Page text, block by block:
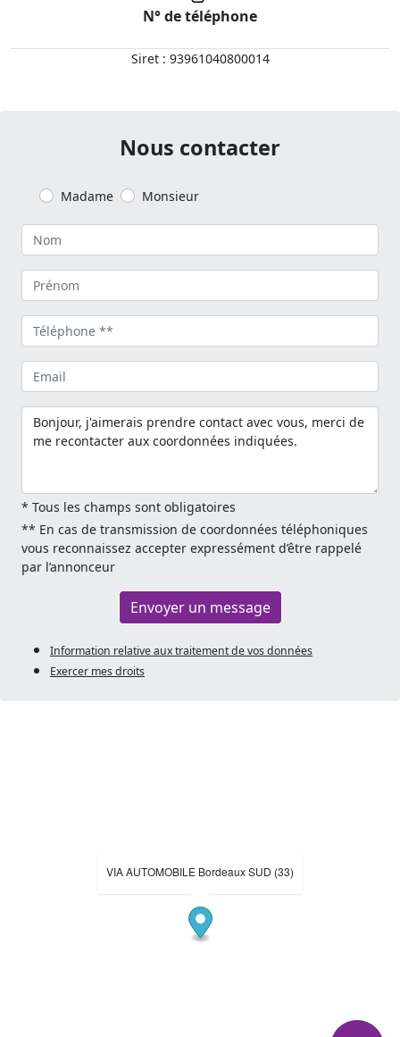
N° de téléphone
Siret : 93961040800014
Nous contacter
Madame Monsieur
* Tous les champs sont obligatoires
** En cas de transmission de coordonnées téléphoniques
vous reconnaissez accepter expressément d’être rappelé
par l’annonceur
Envoyer un message
Information relative aux traitement de vos données
Exercer mes droits
VIA AUTOMOBILE Bordeaux SUD (33)